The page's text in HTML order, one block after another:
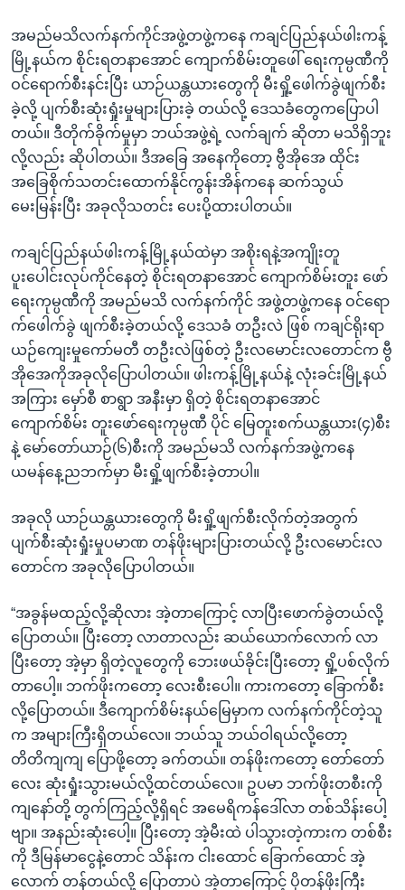
ရှာဖွေ
ရန်
နေရာ
သို့
ကျော်
ရန်
ဘာသာစကားများ
အမည်မသိလက်နက်ကိုင်အဖွဲ့တဖွဲ့ကနေ ကချင်ပြည်နယ်ဖါးကန့်
မြို့နယ်က စိုင်းရတနာအောင် ကျောက်စိမ်းတူဖေါ် ရေးကုမ္ပဏီကို
ဝင်ရောက်စီးနင်းပြီး ယာဉ်ယန္တယားတွေကို မီးရှို့ဖေါက်ခွဲဖျက်စီး
ခဲ့လို့ ပျက်စီးဆုံးရှုံးမှုများပြားခဲ့ တယ်လို့ ဒေသခံတွေကပြောပါ
တယ်။ ဒီတိုက်ခိုက်မှုမှာ ဘယ်အဖွဲ့ရဲ့ လက်ချက် ဆိုတာ မသိရှိဘူး
လို့လည်း ဆိုပါတယ်။ ဒီအခြေ အနေကိုတော့ ဗွီအိုအေ ထိုင်း
အခြေစိုက်သတင်းထောက်နိုင်ကွန်းအိန်ကနေ ဆက်သွယ်
မေးမြန်းပြီး အခုလိုသတင်း ပေးပို့ထားပါတယ်။
ကချင်ပြည်နယ်ဖါးကန့်မြို့နယ်ထဲမှာ အစိုးရနဲ့အကျိုးတူ
ပူးပေါင်းလုပ်ကိုင်နေတဲ့ စိုင်းရတနာအောင် ကျောက်စိမ်းတူး ဖော်
ရေးကုမ္ပဏီကို အမည်မသိ လက်နက်ကိုင် အဖွဲ့တဖွဲ့ကနေ ဝင်ရော
က်ဖေါက်ခွဲ ဖျက်စီးခဲ့တယ်လို့ ဒေသခံ တဦးလဲ ဖြစ် ကချင်ရိုးရာ
ယဉ်ကျေးမှုကော်မတီ တဦးလဲဖြစ်တဲ့ ဦးလမောင်းလတောင်က ဗွီ
အိုအေကိုအခုလိုပြောပါတယ်။ ဖါးကန့်မြို့နယ်နဲ့ လုံးခင်းမြို့နယ်
အကြား မှော်စီ စာရွာ အနီးမှာ ရှိတဲ့ စိုင်းရတနာအောင်
ကျောက်စိမ်း တူးဖော်ရေးကုမ္ပဏီ ပိုင် မြေတူးစက်ယန္တယား(၄)စီး
နဲ့ မော်တော်ယာဉ်(၆)စီးကို အမည်မသိ လက်နက်အဖွဲ့ကနေ
ယမန်နေ့ညဘက်မှာ မီးရှို့ဖျက်စီးခဲ့တာပါ။
အခုလို ယာဉ်ယန္တယားတွေကို မီးရှို့ဖျက်စီးလိုက်တဲ့အတွက်
ပျက်စီးဆုံးရှုံးမှုပမာဏ တန်ဖိုးများပြားတယ်လို့ ဦးလမောင်းလ
တောင်က အခုလိုပြောပါတယ်။
“အခွန်မထည့်လို့ဆိုလား အဲ့တာကြောင့် လာပြီးဖောက်ခွဲတယ်လို့
ပြောတယ်။ ပြီးတော့ လာတာလည်း ဆယ်ယောက်လောက် လာ
ပြီးတော့ အဲ့မှာ ရှိတဲ့လူတွေကို ဘေးဖယ်ခိုင်းပြီးတော့ ရှို့ပစ်လိုက်
တာပေါ့။ ဘက်ဖိုးကတော့ လေးစီးပေါ။ ကားကတော့ ခြောက်စီး
လို့ပြောတယ်။ ဒီကျောက်စိမ်းနယ်မြေမှာက လက်နက်ကိုင်တဲ့သူ
က အများကြီးရှိတယ်လေ။ ဘယ်သူ ဘယ်ဝါရယ်လို့တော့
တိတိကျကျ ပြောဖို့တော့ ခက်တယ်။ တန်ဖိုးကတော့ တော်တော်
လေး ဆုံးရှုံးသွားမယ်လို့ထင်တယ်လေ။ ဥပမာ ဘက်ဖိုးတစီးကို
ကျနော်တို့ တွက်ကြည့်လို့ရှိရင် အမေရိကန်ဒေါ်လာ တစ်သိန်းပေါ့
ဗျာ။ အနည်းဆုံးပေါ့။ ပြီးတော့ အဲ့မီးထဲ ပါသွားတဲ့ကားက တစ်စီး
ကို ဒီမြန်မာငွေနဲ့တောင် သိန်းက ငါးထောင် ခြောက်ထောင် အဲ့
လောက် တန်တယ်လို့ ပြောတာပဲ အဲ့တာကြောင့် ပိုတန်ဖိုးကြီး